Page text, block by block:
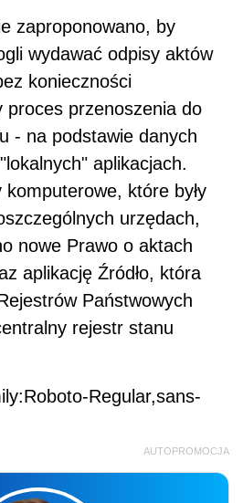
zaproponowano, by
wydawać odpisy aktów
konieczności
proces przenoszenia do
- na podstawie danych
aplikacjach.
które były
urzędach,
nowe Prawo o aktach
aplikację Źródło, która
Państwowych
rejestr stanu
Regular,sans-
AUTOPROMOCJA